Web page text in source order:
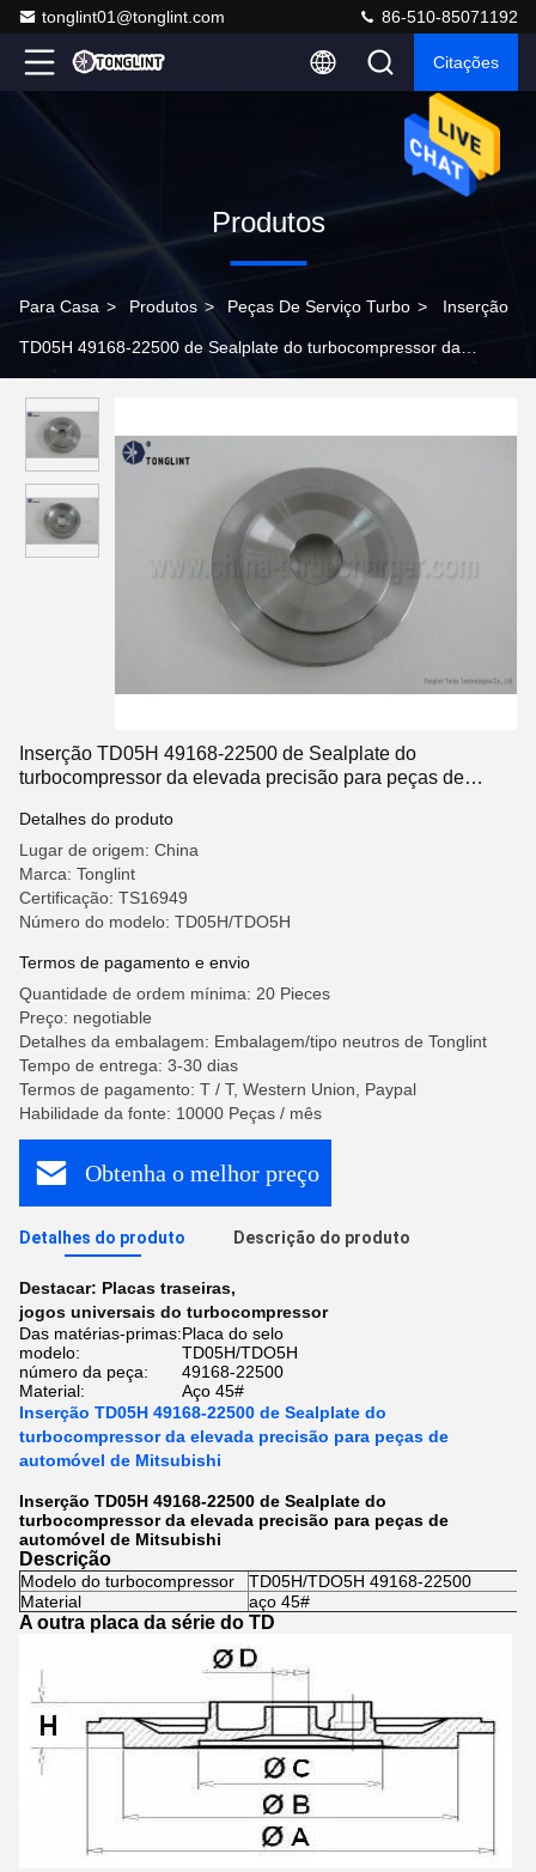
tonglint01@tonglint.com 86-510-85071192
Citações
Produtos
Para Casa > Produtos > Peças De Serviço Turbo > Inserção
TD05H 49168-22500 de Sealplate do turbocompressor da
Inserção TD05H 49168-22500 de Sealplate do
turbocompressor da elevada precisão para peças de
Detalhes do produto
Lugar de origem: China
Marca: Tonglint
Certificação: TS16949
Número do modelo: TD05H/TDO5H
Termos de pagamento e envio
Quantidade de ordem mínima: 20 Pieces
Preço: negotiable
Detalhes da embalagem: Embalagem/tipo neutros de Tonglint
Tempo de entrega: 3-30 dias
Termos de pagamento: T / T, Western Union, Paypal
Habilidade da fonte: 10000 Peças / mês
Obtenha o melhor preço
Detalhes do produto Descrição do produto
Destacar: Placas traseiras,
jogos universais do turbocompressor
Das matérias-primas:Placa do selo
modelo:
TD05H/TDO5H
número da peça:
49168-22500
Material:
Aço 45#
Inserção TD05H 49168-22500 de Sealplate do
turbocompressor da elevada precisão para peças de
automóvel de Mitsubishi
Inserção TD05H 49168-22500 de Sealplate do
turbocompressor da elevada precisão para peças de
automóvel de Mitsubishi
Descrição
Modelo do turbocompressor
TD05H/TDO5H 49168-22500
Material
aço 45#
A outra placa da série do TD